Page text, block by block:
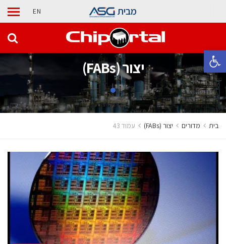
פתח סרגל נגישות
מבית EN
‫יצור (‪(FABs‬‬
בית מדורים ‫יצור (‪(FABs‬‬ עמוד 43